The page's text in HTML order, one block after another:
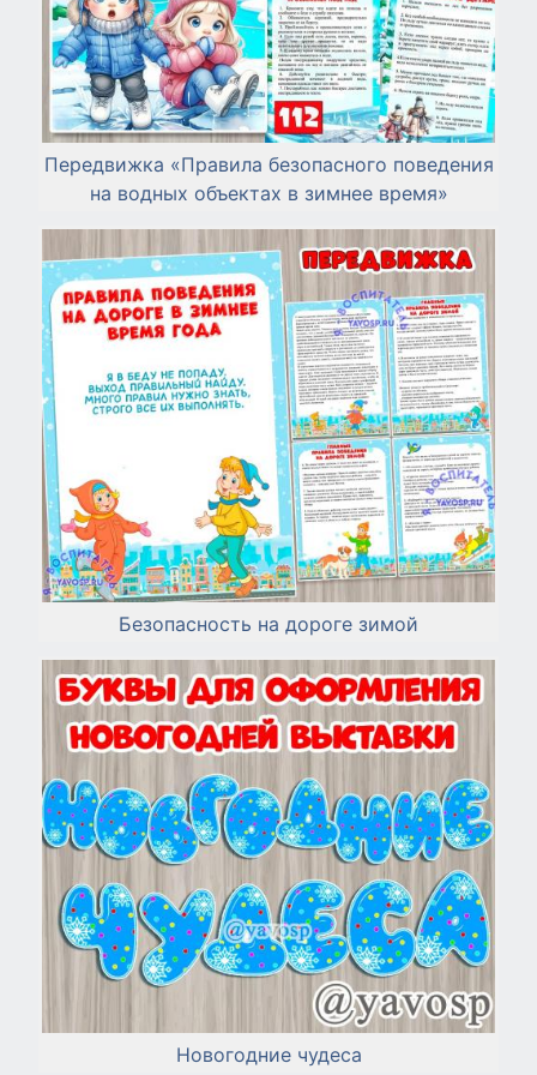
Передвижка «Правила безопасного поведения
на водных объектах в зимнее время»
Безопасность на дороге зимой
Новогодние чудеса